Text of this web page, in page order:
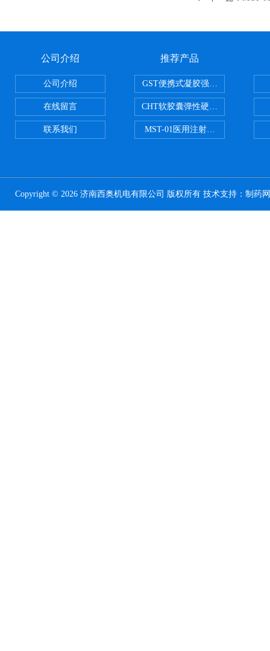
公司介绍
公司介绍
在线留言
联系我们
推荐产品
GST便携式凝胶强度测定仪
CHT软胶囊弹性硬度测试仪
MST-01医用注射器测试仪
Copyright © 2026 济南西奥机电有限公司 版权所有 技术支持： 制药网